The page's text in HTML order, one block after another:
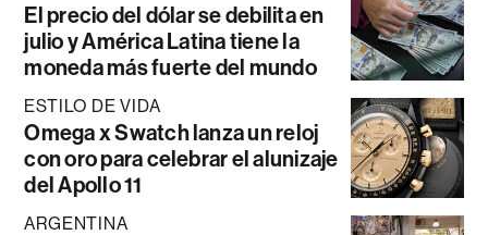
El precio del dólar se debilita en
julio y América Latina tiene la
moneda más fuerte del mundo
ESTILO DE VIDA
Omega x Swatch lanza un reloj
con oro para celebrar el alunizaje
del Apollo 11
ARGENTINA